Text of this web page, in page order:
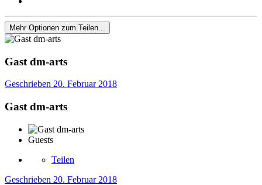
Mehr Optionen zum Teilen...
Gast dm-arts
Geschrieben 20. Februar 2018
Gast dm-arts
Guests
Teilen
Geschrieben 20. Februar 2018